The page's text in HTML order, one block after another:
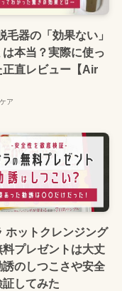
毛器の「効果ない」
は本当？実際に使っ
正直レビュー【Air
ア
ホットクレンジング
料プレゼントは大丈
誘のしつこさや安全
してみた